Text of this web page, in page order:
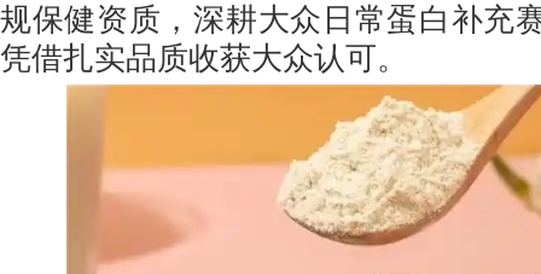
规保健资质，深耕大众日常蛋白补充
凭借扎实品质收获大众认可。